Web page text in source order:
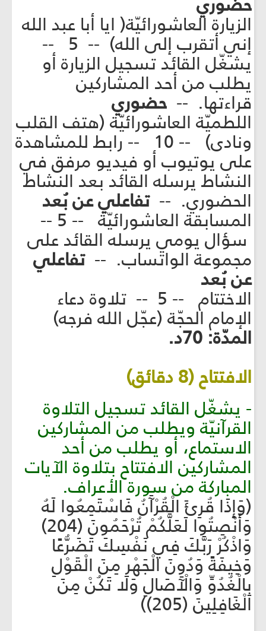
الزيارة العاشورائيّة( ايا أبا عبد الله
إني أتقرب إلى الله) -- 5 --
يشغّل القائد تسجيل الزيارة أو
يطلب من أحد المشاركين
قراءتها. -- حضوري
اللطميّة العاشورائيّة (هتف القلب
ونادى) -- 10 -- رابط للمشاهدة
على يوتيوب أو فيديو مرفق في
النشاط يرسله القائد بعد النشاط
الحضوري. --تفاعلي عن بُعد
المسابقة العاشورائيّة -- 5 --
سؤال يومي يرسله القائد على
مجموعة الواتساب. --تفاعلي
عن بُعد
الاختتام -- 5 -- تلاوة دعاء
الإمام الحجّة (عجّل الله فرجه)
المدّة: 70د.
الافتتاح (8 دقائق)
- يشغّل القائد تسجيل التلاوة
القرآنيّة ويطلب من المشاركين
الاستماع، أو يطلب من أحد
المشاركين الافتتاح بتلاوة الآيات
المباركة من سورة الأعراف.
(وَإِذَا قُرِئَ الْقُرْآَنُ فَاسْتَمِعُوا لَهُ
وَأَنْصِتُوا لَعَلَّكُمْ تُرْحَمُونَ (204)
وَاذْكُرْ رَبَّكَ فِي نَفْسِكَ تَضَرُّعًا
وَخِيفَةً وَدُونَ الْجَهْرِ مِنَ الْقَوْلِ
بِالْغُدُوِّ وَالْآَصَالِ وَلَا تَكُنْ مِنَ
الْغَافِلِينَ (205))